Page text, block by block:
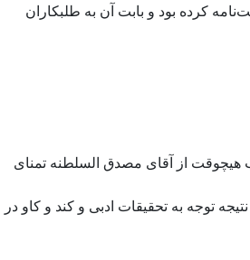
بدهی که دهخدا صرف هزینه‌های تدوین لغت‌نامه کرده بود و بابت آن به طلبکاران
هیچوقت از آقای مصدق السلطنه تمنای
توجه به تحقیقات ادبی و کند و کاو در